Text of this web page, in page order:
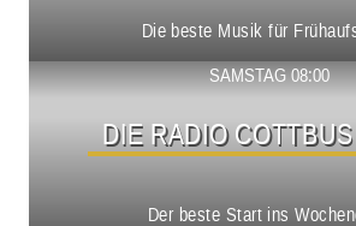
Die beste Musik für
SAMSTAG 08:00
DIE RADIO
Der beste Start ins
Show ansehen